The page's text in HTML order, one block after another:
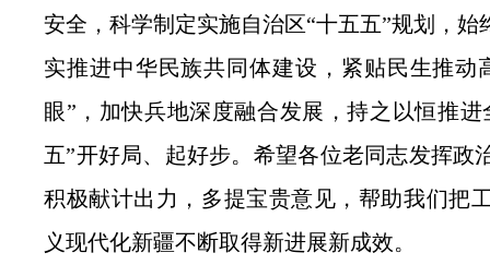
安全，科学制定实施自治区“十五五”规划，
实推进中华民族共同体建设，紧贴民生推动
眼”，加快兵地深度融合发展，持之以恒推
五”开好局、起好步。希望各位老同志发挥政
积极献计出力，多提宝贵意见，帮助我们把
义现代化新疆不断取得新进展新成效。